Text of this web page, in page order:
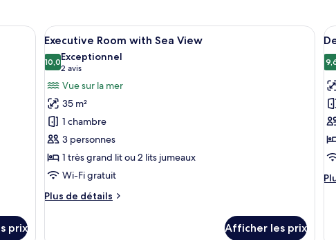
un grand lit, des tables de chevet, un bureau avec une lampe, une chaise et une
prix
Afficher
toutes
les
photos
pour
ce
type
de
chambre :
Executive
Room
Une chambre d’hôtel avec un grand
7
Executive Room with Sea View
10,010,0 sur 10
Exceptionnel
2 avis
(2 avis)
Vue sur la mer
35 m²
1 chambre
3 personnes
1 très grand lit ou 2 lits jumeaux
Wi-Fi gratuit
Plus de détails
Plus
Afficher les prix
ce